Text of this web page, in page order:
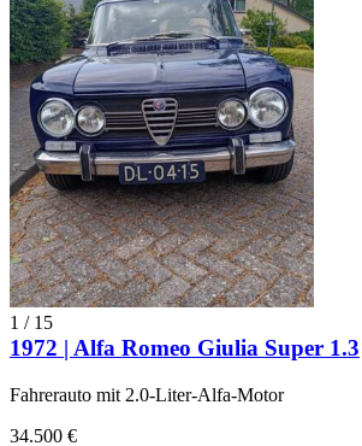
1 / 15
1972 | Alfa Romeo Giulia Super 1.3
Fahrerauto mit 2.0-Liter-Alfa-Motor
34.500 €